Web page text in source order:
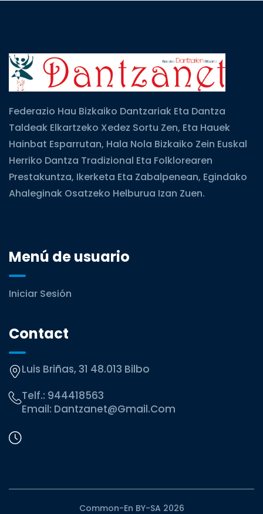
Federazio Hau Bizkaiko Dantzariak Eta Dantza
Taldeak Elkartzeko Xedez Sortu Zen, Eta Hauek
Hainbat Esparrutan, Hala Nola Bizkaiko Zein Euskal
Herriko Dantza Tradizional Eta Folklorearen
Prestakuntza, Ikerketa Eta Zabalpenean, Egindako
Ahaleginak Osatzeko Helburua Izan Zuen.
Menú de usuario
Iniciar Sesión
Contact
Luis Briñas, 31 48.013 Bilbo
Telf.: 944418563
Email: Dantzanet@gmail.com
Common-En BY-SA 2026